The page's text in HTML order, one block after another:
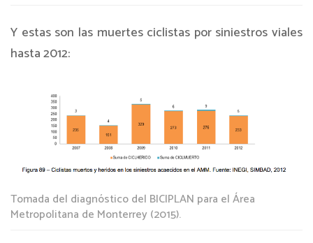
Y estas son las muertes ciclistas por siniestros viales
hasta 2012:
Tomada del diagnóstico del BICIPLAN para el Área
Metropolitana de Monterrey (2015).